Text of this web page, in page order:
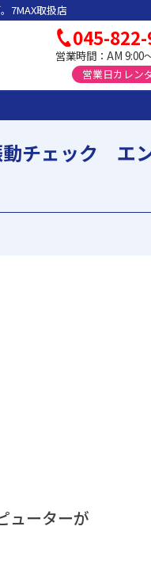
7MAX取扱店
045-
営業時間：AM 9:00
営業日カレン
チェック エ
ューターが